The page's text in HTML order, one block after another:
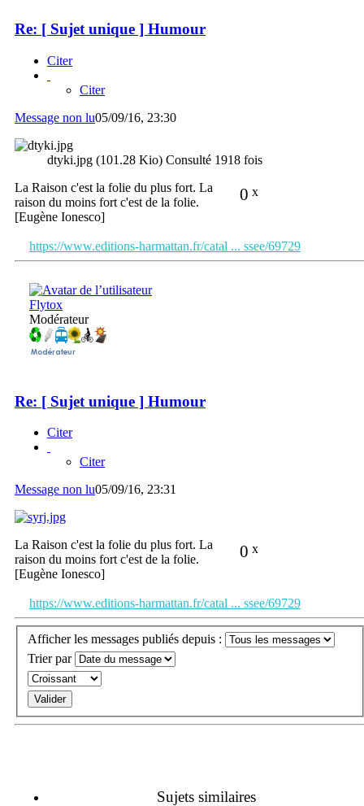
Re: [ Sujet unique ] Humour
Citer
Citer
Message non lu05/09/16, 23:30
dtyki.jpg (101.28 Kio) Consulté 1918 fois
0 x
La Raison c'est la folie du plus fort. La
raison du moins fort c'est de la folie.
[Eugène Ionesco]
https://www.editions-harmattan.fr/catal ... ssee/69729
Flytox
Modérateur
Re: [ Sujet unique ] Humour
Citer
Citer
Message non lu05/09/16, 23:31
0 x
La Raison c'est la folie du plus fort. La
raison du moins fort c'est de la folie.
[Eugène Ionesco]
https://www.editions-harmattan.fr/catal ... ssee/69729
Afficher les messages publiés depuis :
Trier par
Sujets similaires